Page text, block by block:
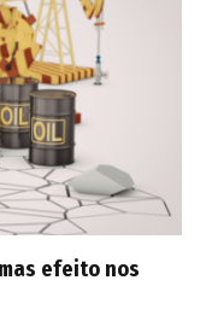
efeito nos